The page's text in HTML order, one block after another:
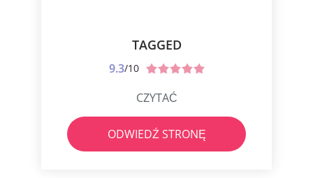
TAGGED
9.3/10
CZYTAĆ
ODWIEDŹ STRONĘ